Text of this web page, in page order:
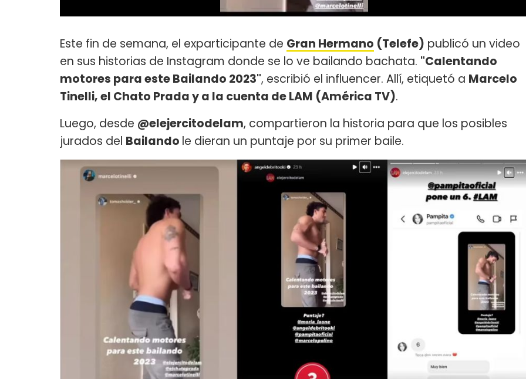
Este fin de semana, el exparticipante de Gran Hermano (Telefe) publicó un video
en sus historias de Instagram donde se lo ve bailando bachata. "Calentando
motores para este Bailando 2023", escribió el influencer. Allí, etiquetó a Marcelo
Tinelli, el Chato Prada y a la cuenta de LAM (América TV).
Luego, desde @elejercitodelam, compartieron la historia para que los posibles
jurados del Bailando le dieran un puntaje por su primer baile.